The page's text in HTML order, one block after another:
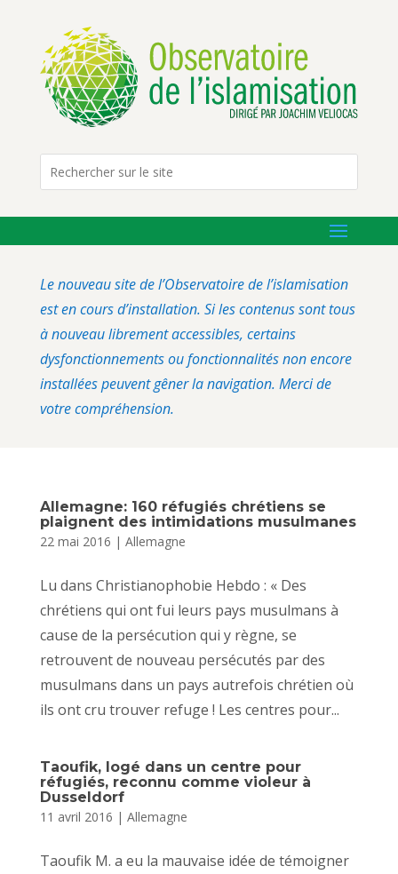
Le nouveau site de l’Observatoire de l’islamisation
est en cours d’installation. Si les contenus sont tous
à nouveau librement accessibles, certains
dysfonctionnements ou fonctionnalités non encore
installées peuvent gêner la navigation. Merci de
votre compréhension.
Allemagne: 160 réfugiés chrétiens se
plaignent des intimidations musulmanes
22 mai 2016 | Allemagne
Lu dans Christianophobie Hebdo : « Des
chrétiens qui ont fui leurs pays musulmans à
cause de la persécution qui y règne, se
retrouvent de nouveau persécutés par des
musulmans dans un pays autrefois chrétien où
ils ont cru trouver refuge ! Les centres pour...
Taoufik, logé dans un centre pour
réfugiés, reconnu comme violeur à
Dusseldorf
11 avril 2016 | Allemagne
Taoufik M. a eu la mauvaise idée de témoigner